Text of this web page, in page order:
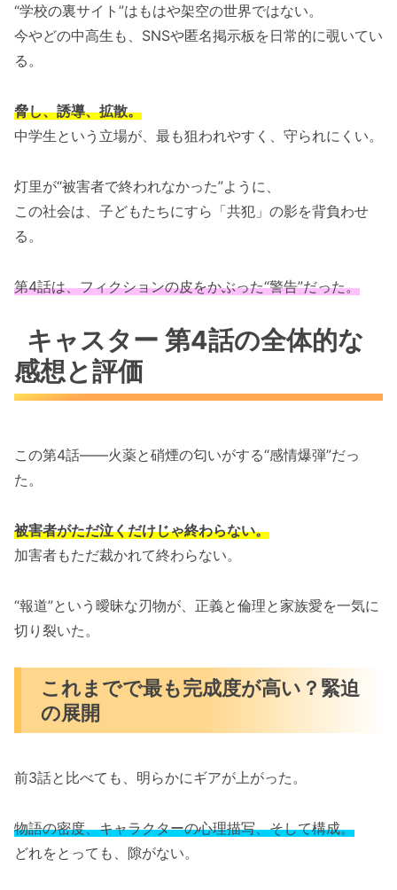
“学校の裏サイト”はもはや架空の世界ではない。
今やどの中高生も、SNSや匿名掲示板を日常的に覗いてい
る。
脅し、誘導、拡散。
中学生という立場が、最も狙われやすく、守られにくい。
灯里が“被害者で終われなかった”ように、
この社会は、子どもたちにすら「共犯」の影を背負わせ
る。
第4話は、フィクションの皮をかぶった“警告”だった。
キャスター 第4話の全体的な
感想と評価
この第4話――火薬と硝煙の匂いがする“感情爆弾”だっ
た。
被害者がただ泣くだけじゃ終わらない。
加害者もただ裁かれて終わらない。
“報道”という曖昧な刃物が、正義と倫理と家族愛を一気に
切り裂いた。
これまでで最も完成度が高い？緊迫
の展開
前3話と比べても、明らかにギアが上がった。
物語の密度、キャラクターの心理描写、そして構成。
どれをとっても、隙がない。